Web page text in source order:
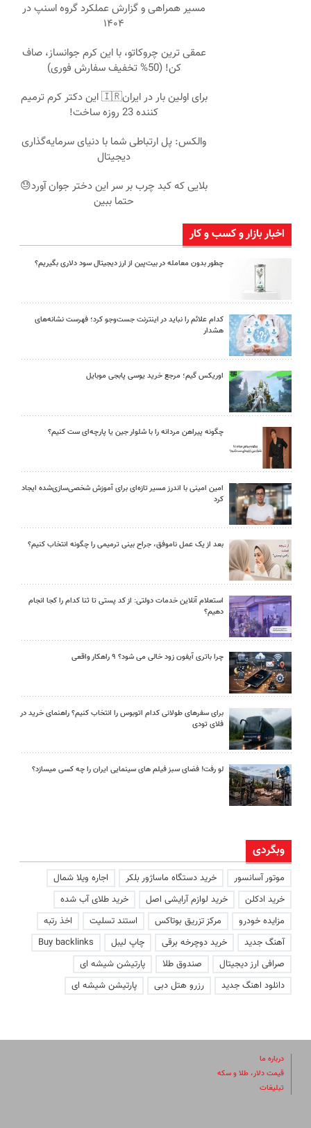
مسیر همراهی و گزارش عملکرد گروه اسنپ در
۱۴۰۴
عمقی ترین چروکاتو، با این کرم جوانساز، صاف
کن! (50% تخفیف سفارش فوری)
برای اولین بار در ایران🇮🇷 این دکتر کرم ترمیم
کننده 23 روزه ساخت!
والکس: پل ارتباطی شما با دنیای سرمایه‌گذاری
دیجیتال
بلایی که کبد چرب بر سر این دختر جوان آورد😓
حتما ببین
اخبار بازار و کسب و کار
چطور بدون معامله در بیت‌پین از ارز دیجیتال سود دلاری بگیریم؟
کدام علائم را نباید در اینترنت جست‌وجو کرد؛ فهرست نشانه‌های
هشدار
اوریکس گیم؛ مرجع خرید یوسی پابجی موبایل
چگونه پیراهن مردانه را با شلوار جین یا پارچه‌ای ست کنیم؟
امین امینی با اندرز مسیر تازه‌ای برای آموزش شخصی‌سازی‌شده ایجاد
کرد
بعد از یک عمل ناموفق، جراح بینی ترمیمی را چگونه انتخاب کنیم؟
استعلام آنلاین خدمات دولتی: از کد پستی تا ثنا کدام را کجا انجام
دهیم؟
چرا باتری آیفون زود خالی می شود؟ ۹ راهکار واقعی
برای سفرهای طولانی کدام اتوبوس را انتخاب کنیم؟ راهنمای خرید در
فلای تودی
لو رفت! فضای سبز فیلم های سینمایی ایران را چه کسی میسازد؟
وبگردی
موتور آسانسور خرید دستگاه ماساژور بلکر
اجاره ویلا شمال
خرید ادکلن
خرید لوازم آرایشی اصل
خرید طلای آب شده
مزایده خودرو
مرکز تزریق بوتاکس استند تسلیت
اخذ رتبه
آهنگ جدید
خرید دوچرخه برقی چاپ لیبل
Buy backlinks
صرافی ارز دیجیتال
صندوق طلا
پارتیشن شیشه ای
دانلود اهنگ جدید
رزرو هتل دبی پارتیشن شیشه ای
درباره ما
قیمت دلار، طلا و سکه
تبلیغات